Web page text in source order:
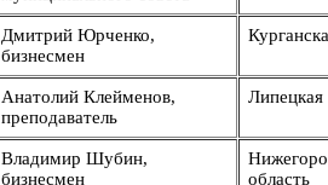
Дмитрий Юрченко,
бизнесмен
Анатолий Клейменов,
преподаватель
Липецкая
Владимир Шубин,
бизнесмен
область